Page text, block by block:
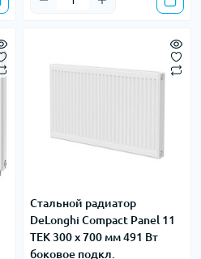
Стальной радиатор
DeLonghi Compact Panel 11
TEK 300 x 700 мм 491 Вт
боковое подкл.